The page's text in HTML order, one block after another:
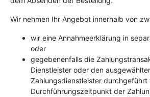
Wir nehmen Ihr Angebot innerhalb von
wir eine Annahmeerklärung in
oder
gegebenenfalls die
Dienstleister oder den
Zahlungsdienstleister durchgeführt
Durchführungszeitpunkt der